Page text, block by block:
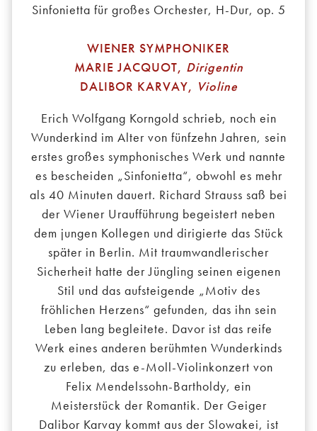
Sinfonietta für großes Orchester, H-Dur, op. 5
WIENER SYMPHONIKER
MARIE JACQUOT, Dirigentin
DALIBOR KARVAY, Violine
Erich Wolfgang Korngold schrieb, noch ein
Wunderkind im Alter von fünfzehn Jahren, sein
erstes großes symphonisches Werk und nannte
es bescheiden „Sinfonietta“, obwohl es mehr
als 40 Minuten dauert. Richard Strauss saß bei
der Wiener Uraufführung begeistert neben
dem jungen Kollegen und dirigierte das Stück
später in Berlin. Mit traumwandlerischer
Sicherheit hatte der Jüngling seinen eigenen
Stil und das aufsteigende „Motiv des
fröhlichen Herzens“ gefunden, das ihn sein
Leben lang begleitete. Davor ist das reife
Werk eines anderen berühmten Wunderkinds
zu erleben, das e-Moll-Violinkonzert von
Felix Mendelssohn-Bartholdy, ein
Meisterstück der Romantik. Der Geiger
Dalibor Karvay kommt aus der Slowakei, ist